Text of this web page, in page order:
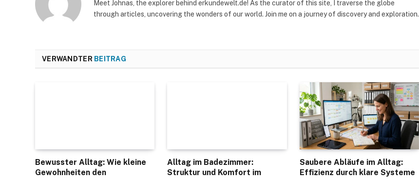
Meet Johnas, the explorer behind erkundewelt.de! As the curator of this site, I traverse the globe
through articles, uncovering the wonders of our world. Join me on a journey of discovery and exploration.
VERWANDTER BEITRAG
Bewusster Alltag: Wie kleine
Gewohnheiten den
Alltag im Badezimmer:
Struktur und Komfort im
Saubere Abläufe im Alltag:
Effizienz durch klare Systeme